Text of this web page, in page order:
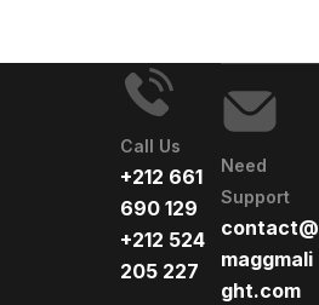
Call Us
+212 661
690 129
+212 524
205 227
Need
Support
contact@
maggmali
ght.com